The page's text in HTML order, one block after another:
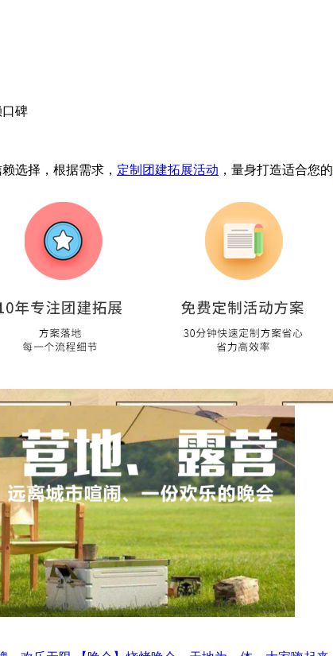
口碑
选择，根据需求， 定制团建拓展活动 ，量身打造适合您的